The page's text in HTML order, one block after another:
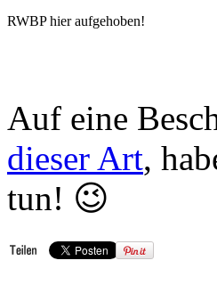
RWBP hier aufgehoben!
Auf eine
dieser Art,
tun! 😉